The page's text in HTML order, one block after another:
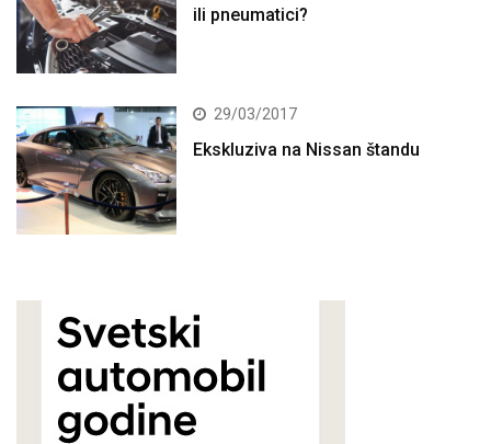
ili pneumatici?
29/03/2017
Ekskluziva na Nissan štandu